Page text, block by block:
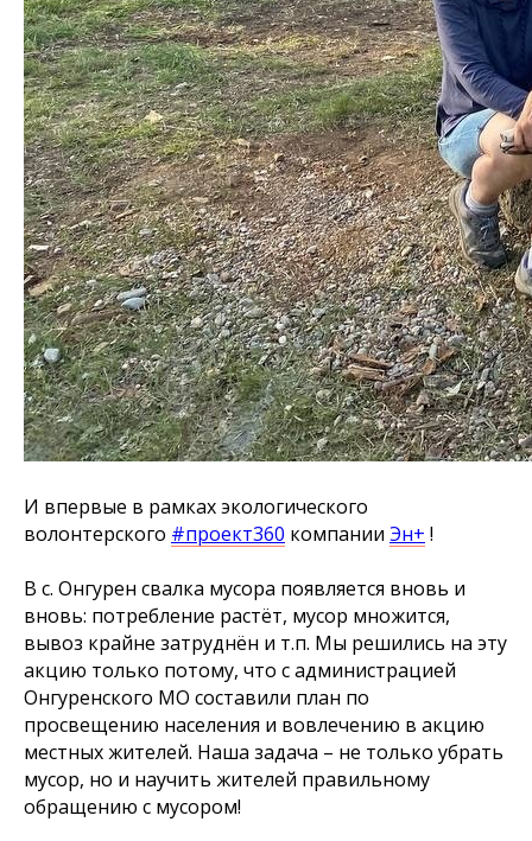
И впервые в рамках экологического
волонтерского #проект360 компании Эн+ !
В с. Онгурен свалка мусора появляется вновь и
вновь: потребление растёт, мусор множится,
вывоз крайне затруднён и т.п. Мы решились на эту
акцию только потому, что с администрацией
Онгуренского МО составили план по
просвещению населения и вовлечению в акцию
местных жителей. Наша задача – не только убрать
мусор, но и научить жителей правильному
обращению с мусором!